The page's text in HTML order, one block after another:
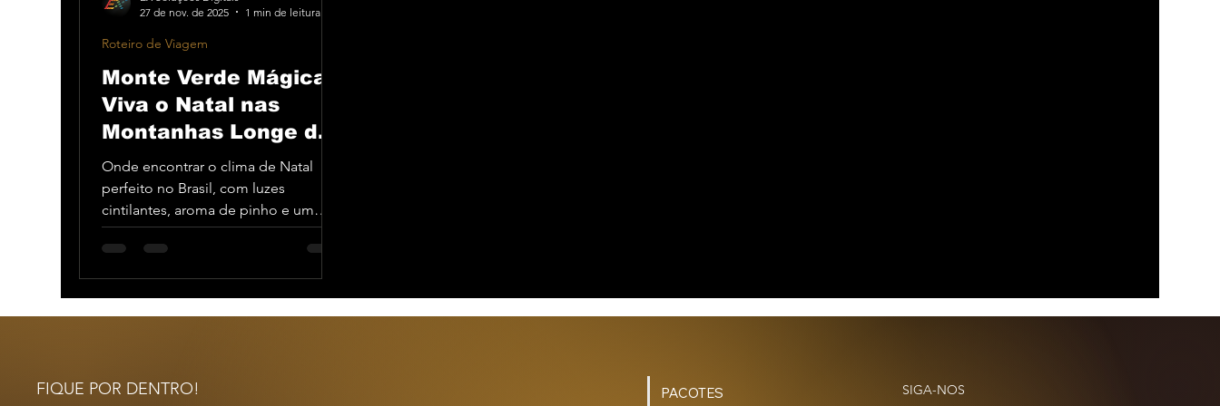
Monte Verde Mágica:
Viva o Natal nas
Montanhas Longe do
Calor!
Onde encontrar o clima de Natal
perfeito no Brasil, com luzes
cintilantes, aroma de pinho e um
friozinho aconchegante? A resposta
está nas montanhas de Minas Gerais!
Monte Verde se transforma em um
verdadeiro cenário europeu durante
dezembro, oferecendo a fuga ideal
da Cidade Iluminada A experiência
Roteiro de Viagem
27 de nov. de 2025
1 min de leitura
FIQUE POR DENTRO! SIGA-NOS
PACOTES